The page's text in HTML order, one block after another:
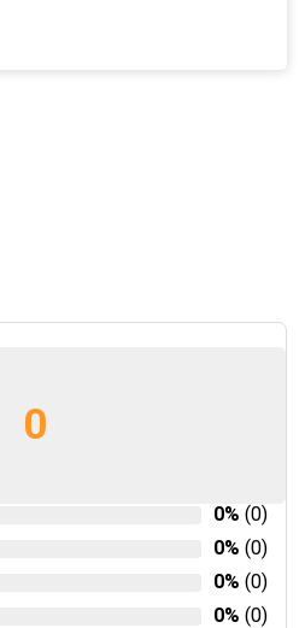
0
0% (0)
0% (0)
0% (0)
0% (0)